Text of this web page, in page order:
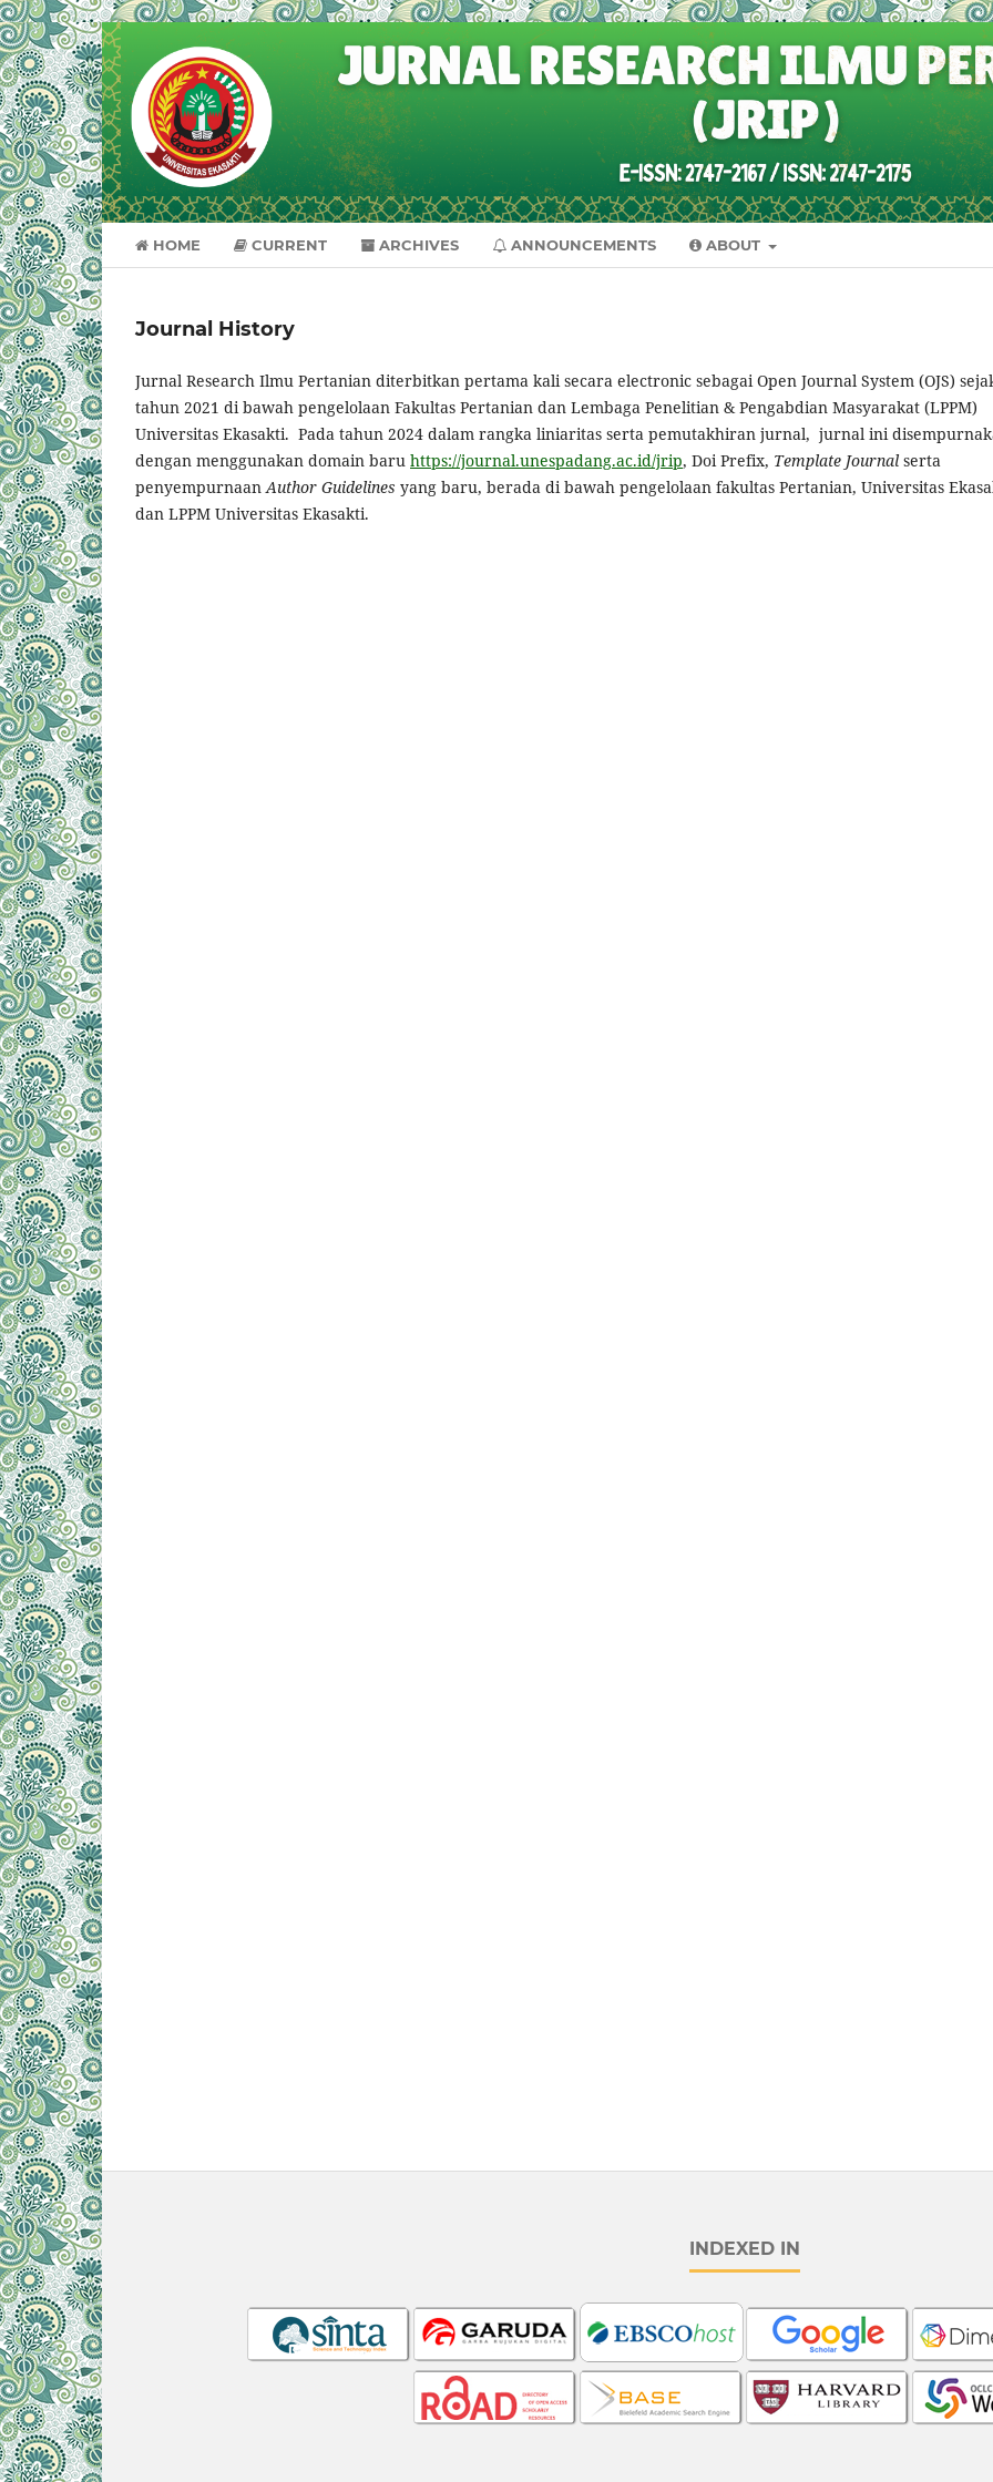
HOME CURRENT ARCHIVES ANNOUNCEMENTS ABOUT
Journal History
Jurnal Research Ilmu Pertanian diterbitkan pertama kali secara electronic sebagai Open Journal System (OJS)
tahun 2021 di bawah pengelolaan Fakultas Pertanian dan Lembaga Penelitian & Pengabdian Masyarakat (LPPM)
Universitas Ekasakti. Pada tahun 2024 dalam rangka liniaritas serta pemutakhiran jurnal, jurnal ini
dengan menggunakan domain baru https://journal.unespadang.ac.id/jrip, Doi Prefix, Template Journal serta
penyempurnaanAuthor Guidelines yang baru, berada di bawah pengelolaan fakultas Pertanian, Universitas
dan LPPM Universitas Ekasakti.
INDEXED IN